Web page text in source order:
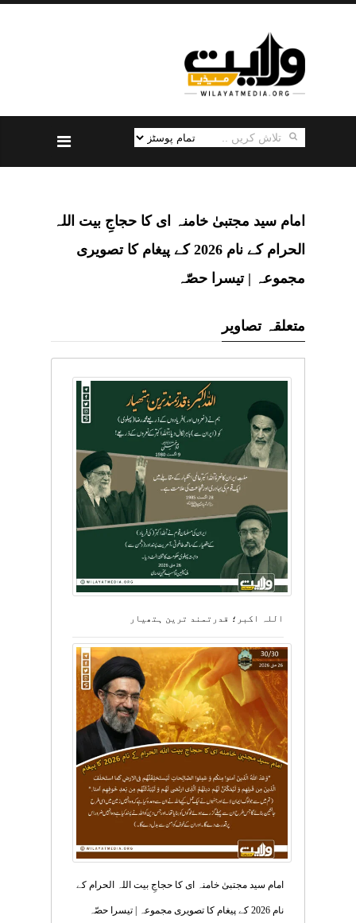
امام سید مجتبیٰ خامنہ ای کا حجاجِ بیت اللہ
الحرام کے نام 2026 کے پیغام کا تصویری
مجموعہ | تیسرا حصّہ
متعلقہ تصاویر
اللہ اکبر؛ قدرتمند ترین ہتھیار
امام سید مجتبیٰ خامنہ ای کا حجاجِ بیت اللہ الحرام کے
نام 2026 کے پیغام کا تصویری مجموعہ | تیسرا حصّہ